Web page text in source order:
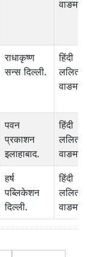
वाङमय.
राधाकृष्ण
सन्स दिल्ली.
हिंदी
ललित
वाङमय.
पवन
प्रकाशन
इलाहाबाद.
हिंदी
ललित
वाङमय.
हर्ष
पब्लिकेशन
दिल्ली.
हिंदी
ललित
वाङमय.